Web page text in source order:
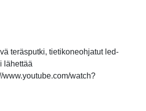
teräsputki, tietikoneohjatut led-
lähettää
www.youtube.com/watch?